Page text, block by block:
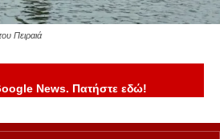
Πειραιά
News. Πατήστε εδώ!